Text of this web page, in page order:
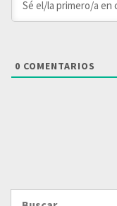
0 COMENTARIOS